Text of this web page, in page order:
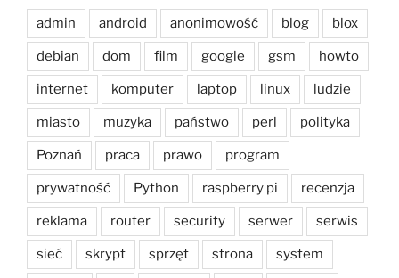
admin android anonimowość blog blox
debian dom film google gsm howto
internet komputer laptop linux ludzie
miasto muzyka państwo perl polityka
Poznań praca prawo program
prywatność Python raspberry pi recenzja
reklama router security serwer serwis
sieć skrypt sprzęt strona system